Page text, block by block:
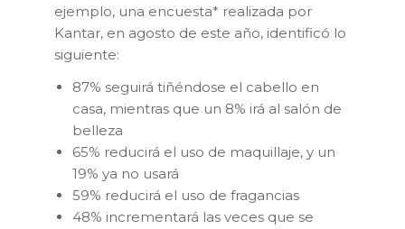
ejemplo, una encuesta* realizada por
Kantar, en agosto de este año, identificó lo
siguiente:
87% seguirá tiñéndose el cabello en
casa, mientras que un 8% irá al salón de
belleza
65% reducirá el uso de maquillaje, y un
19% ya no usará
59% reducirá el uso de fragancias
48% incrementará las veces que se